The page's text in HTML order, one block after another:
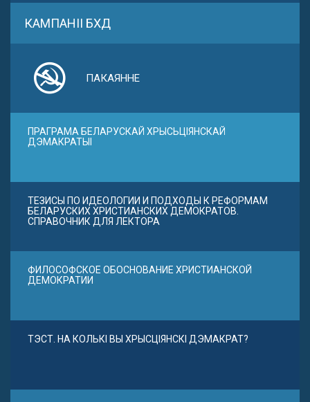
КАМПАНІІ БХД
ПАКАЯННЕ
ПРАГРАМА БЕЛАРУСКАЙ ХРЫСЬЦІЯНСКАЙ
ДЭМАКРАТЫІ
ТЕЗИСЫ ПО ИДЕОЛОГИИ И ПОДХОДЫ К РЕФОРМАМ
БЕЛАРУСКИХ ХРИСТИАНСКИХ ДЕМОКРАТОВ.
СПРАВОЧНИК ДЛЯ ЛЕКТОРА
ФИЛОСОФСКОЕ ОБОСНОВАНИЕ ХРИСТИАНСКОЙ
ДЕМОКРАТИИ
ТЭСТ. НА КОЛЬКІ ВЫ ХРЫСЦІЯНСКІ ДЭМАКРАТ?